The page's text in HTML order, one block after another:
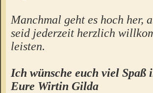
Manchmal geht es hoch
seid jederzeit herzlich
leisten.
Ich wünsche euch viel Spaß
Eure Wirtin Gilda